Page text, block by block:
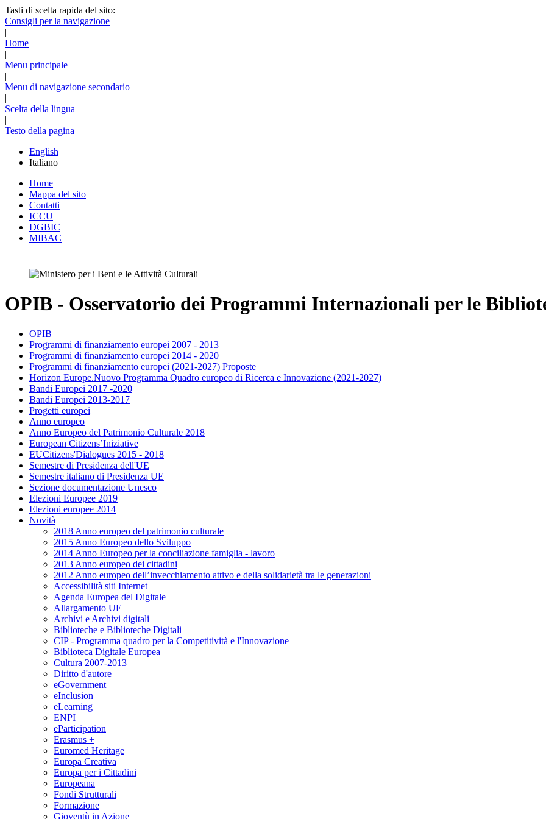
Tasti di scelta rapida del sito:
Consigli per la navigazione
|
Home
|
Menu principale
|
Menu di navigazione secondario
|
Scelta della lingua
|
Testo della pagina
English
Italiano
Home
Mappa del sito
Contatti
ICCU
DGBIC
MIBAC
OPIB - Osservatorio dei Programmi Internazionali per le
OPIB
Programmi di finanziamento europei 2007 - 2013
Programmi di finanziamento europei 2014 - 2020
Programmi di finanziamento europei (2021-2027) Proposte
Horizon Europe.Nuovo Programma Quadro europeo di Ricerca e Innovazione (2021-2027)
Bandi Europei 2017 -2020
Bandi Europei 2013-2017
Progetti europei
Anno europeo
Anno Europeo del Patrimonio Culturale 2018
European Citizens’Iniziative
EUCitizens'Dialogues 2015 - 2018
Semestre di Presidenza dell'UE
Semestre italiano di Presidenza UE
Sezione documentazione Unesco
Elezioni Europee 2019
Elezioni europee 2014
Novità
2018 Anno europeo del patrimonio culturale
2015 Anno Europeo dello Sviluppo
2014 Anno Europeo per la conciliazione famiglia - lavoro
2013 Anno europeo dei cittadini
2012 Anno europeo dell’invecchiamento attivo e della solidarietà tra le generazioni
Accessibilità siti Internet
Agenda Europea del Digitale
Allargamento UE
Archivi e Archivi digitali
Biblioteche e Biblioteche Digitali
CIP - Programma quadro per la Competitività e l'Innovazione
Biblioteca Digitale Europea
Cultura 2007-2013
Diritto d'autore
eGovernment
eInclusion
eLearning
ENPI
eParticipation
Erasmus +
Euromed Heritage
Europa Creativa
Europa per i Cittadini
Europeana
Fondi Strutturali
Formazione
Gioventù in Azione